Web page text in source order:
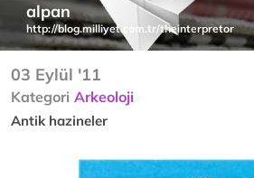
alpan
http://blog.milliyet.com.tr/theinterpretor
03 Eylül '11
Kategori Arkeoloji
Antik hazineler